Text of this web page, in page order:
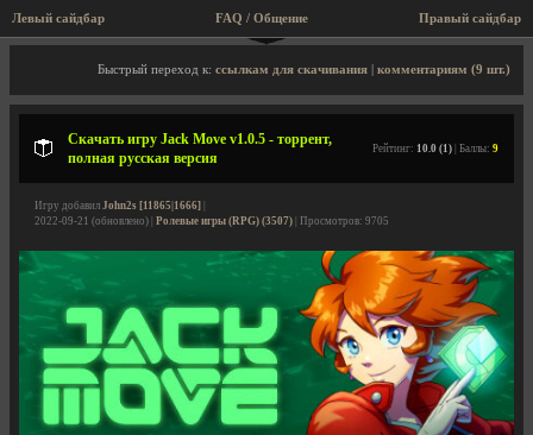
Левый сайдбар Правый сайдбар
FAQ / Общение
Описание игры, торрент, скриншоты, видео
Быстрый переход к: ссылкам для скачивания комментариям (9 шт.)
Скачать игру Jack Move v1.0.5 - торрент,
полная русская версия
Рейтинг: 10.0 (1) | Баллы: 9
Игру добавил John2s [11865|1666]
2022-09-21 (обновлено) | Ролевые игры (RPG) (3507) | Просмотров: 9705